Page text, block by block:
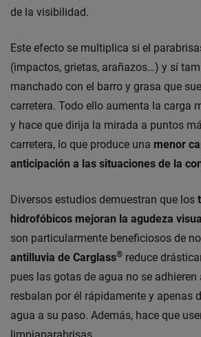
de la visibilidad.
Este efecto se multiplica si el
(impactos, grietas, arañazos…) y sí
manchado con el barro y grasa que
carretera. Todo ello aumenta la carga
y hace que dirija la mirada a puntos
carretera, lo que produce una menor
anticipación a las situaciones de la
Diversos estudios demuestran que los
hidrofóbicos mejoran la agudeza
son particularmente beneficiosos de
antilluvia de Carglass® reduce
pues las gotas de agua no se adhieren
resbalan por él rápidamente y apenas
agua a su paso. Además, hace que